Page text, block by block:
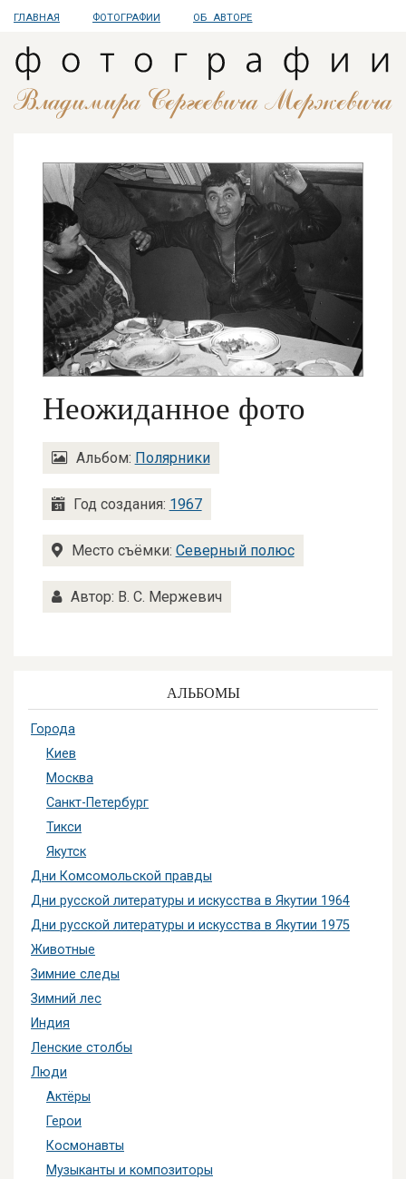
ГЛАВНАЯ ФОТОГРАФИИ ОБ АВТОРЕ
Неожиданное фото
Альбом: Полярники
Год создания: 1967
Место съёмки: Северный полюс
Автор: В. С. Мержевич
АЛЬБОМЫ
Города
Киев
Москва
Санкт-Петербург
Тикси
Якутск
Дни Комсомольской правды
Дни русской литературы и искусства в Якутии 1964
Дни русской литературы и искусства в Якутии 1975
Животные
Зимние следы
Зимний лес
Индия
Ленские столбы
Люди
Актёры
Герои
Космонавты
Музыканты и композиторы